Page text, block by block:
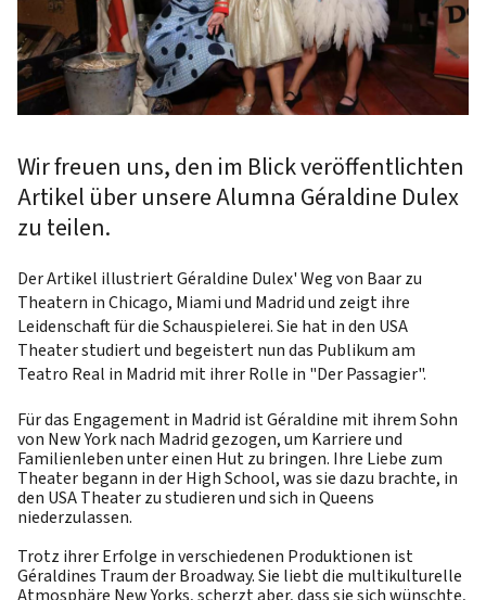
Wir freuen uns, den im Blick veröffentlichten
Artikel über unsere Alumna Géraldine Dulex
zu teilen.
Der Artikel illustriert Géraldine Dulex' Weg von Baar zu
Theatern in Chicago, Miami und Madrid und zeigt ihre
Leidenschaft für die Schauspielerei. Sie hat in den USA
Theater studiert und begeistert nun das Publikum am
Teatro Real in Madrid mit ihrer Rolle in "Der Passagier".
Für das Engagement in Madrid ist Géraldine mit ihrem Sohn
von New York nach Madrid gezogen, um Karriere und
Familienleben unter einen Hut zu bringen. Ihre Liebe zum
Theater begann in der High School, was sie dazu brachte, in
den USA Theater zu studieren und sich in Queens
niederzulassen.
Trotz ihrer Erfolge in verschiedenen Produktionen ist
Géraldines Traum der Broadway. Sie liebt die multikulturelle